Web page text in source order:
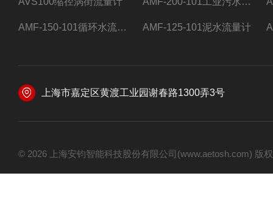
AMF-150-101循环水流量计,电磁流量计 AMF-125-101泥水流量计
上海市嘉定区黄渡工业园谢春路1300弄3号
© 2026 上海安钧智能科技股份有限公司(www.aetosh.com)